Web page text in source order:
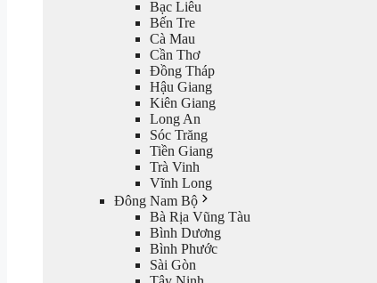
Bạc Liêu
Bến Tre
Cà Mau
Cần Thơ
Đồng Tháp
Hậu Giang
Kiên Giang
Long An
Sóc Trăng
Tiền Giang
Trà Vinh
Vĩnh Long
Đông Nam Bộ
Bà Rịa Vũng Tàu
Bình Dương
Bình Phước
Sài Gòn